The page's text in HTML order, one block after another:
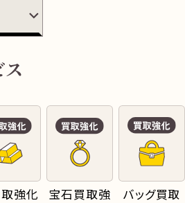
強化
宝石買取強
バッグ買取